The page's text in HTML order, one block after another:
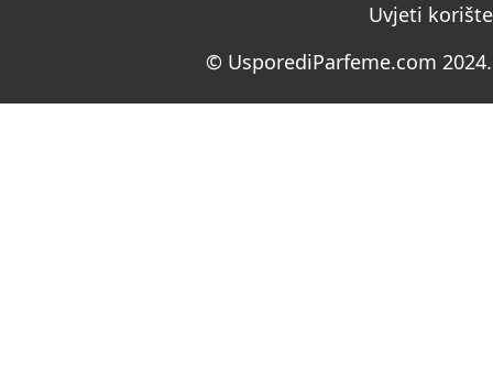
Uvjeti
© UsporediParfeme.com